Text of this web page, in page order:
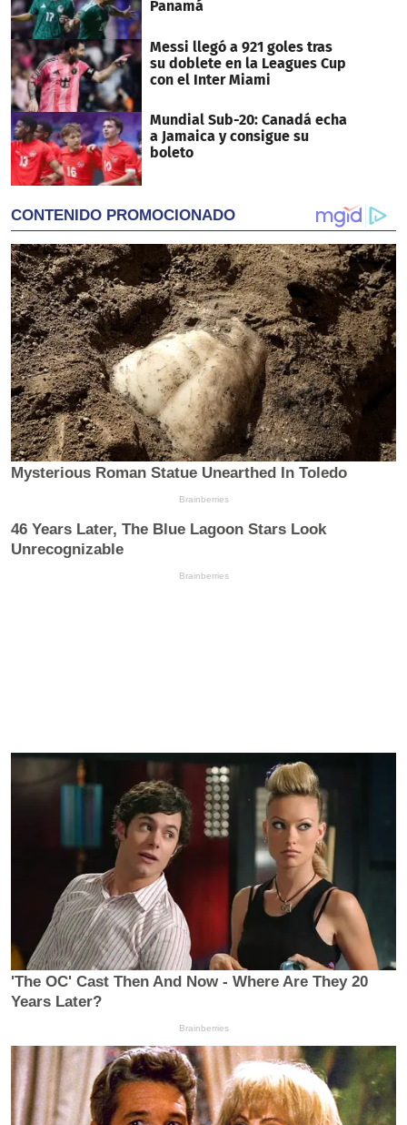
Panamá
Messi llegó a 921 goles tras
su doblete en la Leagues Cup
con el Inter Miami
Mundial Sub-20: Canadá echa
a Jamaica y consigue su
boleto